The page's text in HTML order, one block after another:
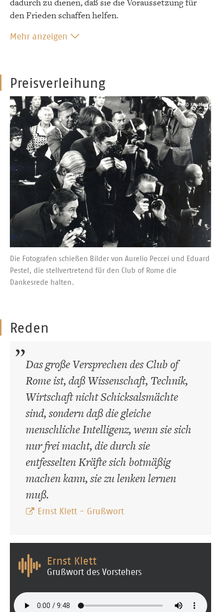
dadurch zu dienen, daß sie die Voraussetzung für
den Frieden schaffen helfen.
Mehr anzeigen
Preisverleihung
Die Fotografen schießen Bilder von Aurelio Peccei und Eduard
Pestel, die stellvertretend für den Club of Rome die
Dankesrede halten.
© Knüttel
Reden
Das große Versprechen des Club of
Rome ist, daß Wissenschaft, Technik,
Wirtschaft nicht Schicksalsmächte
sind, sondern daß die gleiche
menschliche Intelligenz, wenn sie sich
nur frei macht, die durch sie
entfesselten Kräfte sich botmäßig
machen kann, sie zu lenken lernen
muß.
Ernst Klett - Grußwort
Ernst Klett
Grußwort des Vorstehers